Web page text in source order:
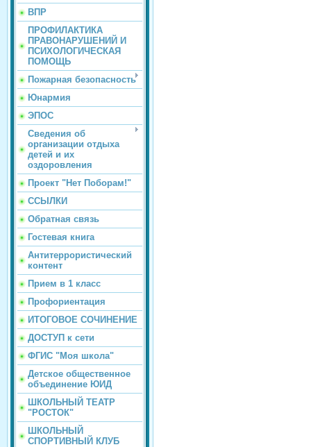
ВПР
ПРОФИЛАКТИКА
ПРАВОНАРУШЕНИЙ И
ПСИХОЛОГИЧЕСКАЯ
ПОМОЩЬ
Пожарная безопасность
Юнармия
ЭПОС
Сведения об
организации отдыха
детей и их
оздоровления
Проект "Нет Поборам!"
ССЫЛКИ
Обратная связь
Гостевая книга
Антитеррористический
контент
Прием в 1 класс
Профориентация
ИТОГОВОЕ СОЧИНЕНИЕ
ДОСТУП к сети
ФГИС "Моя школа"
Детское общественное
объединение ЮИД
ШКОЛЬНЫЙ ТЕАТР
"РОСТОК"
ШКОЛЬНЫЙ
СПОРТИВНЫЙ КЛУБ